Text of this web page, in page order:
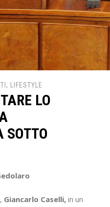
, LIFESTYLE
LO
SOTTO
Giancarlo Caselli, in un